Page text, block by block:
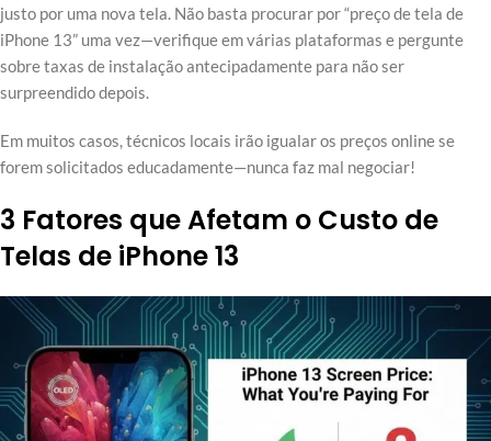
justo por uma nova tela. Não basta procurar por “preço de tela de
iPhone 13” uma vez—verifique em várias plataformas e pergunte
sobre taxas de instalação antecipadamente para não ser
surpreendido depois.
Em muitos casos, técnicos locais irão igualar os preços online se
forem solicitados educadamente—nunca faz mal negociar!
3 Fatores que Afetam o Custo de
Telas de iPhone 13